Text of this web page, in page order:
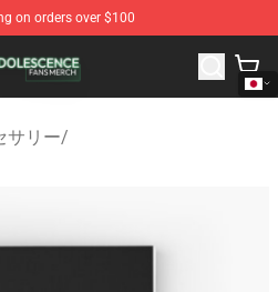
on orders over $100
Adolescence Merchandise
サリー/